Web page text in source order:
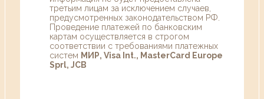
третьим лицам за исключением случаев,
предусмотренных законодательством РФ.
Проведение платежей по банковским
картам осуществляется в строгом
соответствии с требованиями платежных
систем МИР, Visa Int., MasterCard Europe
Sprl, JCB